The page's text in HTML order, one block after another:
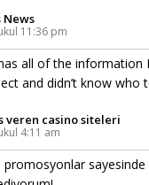
News
11:36 pm
all of the information
and didn’t know who
veren casino siteleri
4:11 am
promosyonlar